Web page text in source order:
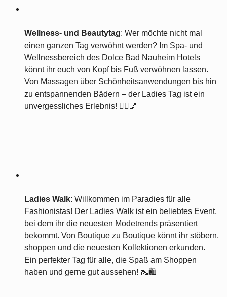
Wellness- und Beautytag: Wer möchte nicht mal
einen ganzen Tag verwöhnt werden? Im Spa- und
Wellnessbereich des Dolce Bad Nauheim Hotels
könnt ihr euch von Kopf bis Fuß verwöhnen lassen.
Von Massagen über Schönheitsanwendungen bis hin
zu entspannenden Bädern – der Ladies Tag ist ein
unvergessliches Erlebnis! 🧖‍♀️💅
Ladies Walk: Willkommen im Paradies für alle
Fashionistas! Der Ladies Walk ist ein beliebtes Event,
bei dem ihr die neuesten Modetrends präsentiert
bekommt. Von Boutique zu Boutique könnt ihr stöbern,
shoppen und die neuesten Kollektionen erkunden.
Ein perfekter Tag für alle, die Spaß am Shoppen
haben und gerne gut aussehen! 👠🛍️